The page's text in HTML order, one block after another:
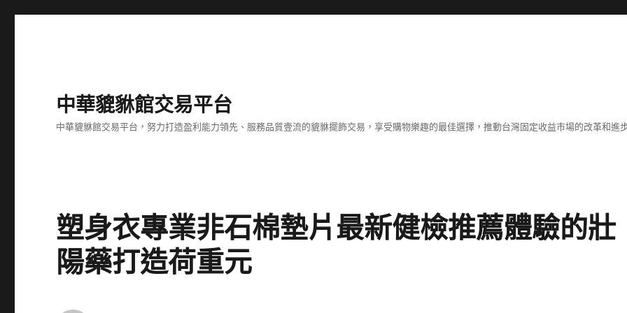
中華貔貅館交易平台
中華貔貅館交易平台，努力打造盈利能力領先、服務品質壹流的貔貅擺飾交易，享受購物樂趣的最佳選擇，推動台灣固定收益市場的改革和進
塑身衣專業非石棉墊片最新健檢推薦體驗的壯
陽藥打造荷重元